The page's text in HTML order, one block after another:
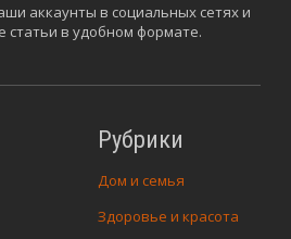
Рубрики
Дом и семья
Здоровье и красота
аккаунты в социальных сетях и
статьи в удобном формате.